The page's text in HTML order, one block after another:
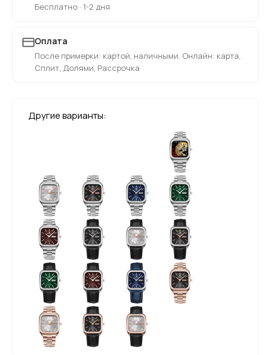
Бесплатно · 1-2 дня
Оплата
После примерки: картой, наличными. Онлайн: карта,
Сплит, Долями, Рассрочка
Другие варианты: